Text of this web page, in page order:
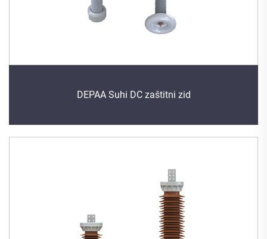
DEPAA Suhi DC zaštitni zid